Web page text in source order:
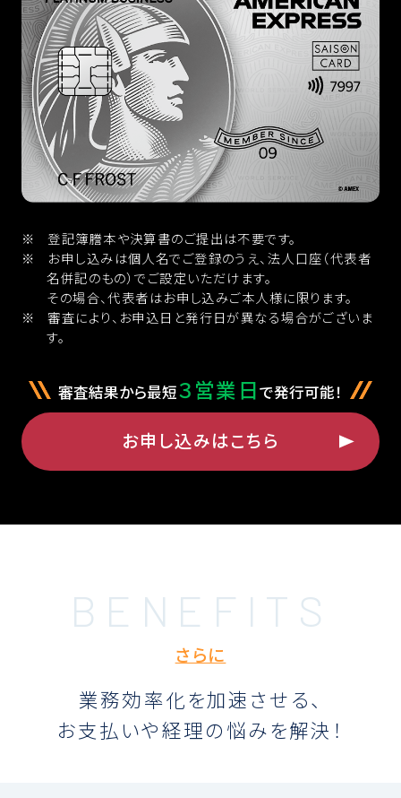
登記簿謄本や決算書のご提出は不要です。
お申し込みは個人名でご登録のうえ、法人口座（代表者
名併記のもの）でご設定いただけます。
その場合、代表者はお申し込みご本人様に限ります。
審査により、お申込日と発行日が異なる場合がございま
す。
審査結果から最短３営業日 で発行可能！
お申し込みはこちら
さらに
業務効率化を加速させる、
お支払いや経理の悩みを解決！